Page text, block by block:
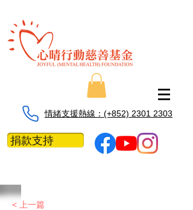
情緒支援熱線：​​(+852) 2301 2303
捐款支持
< 上一篇